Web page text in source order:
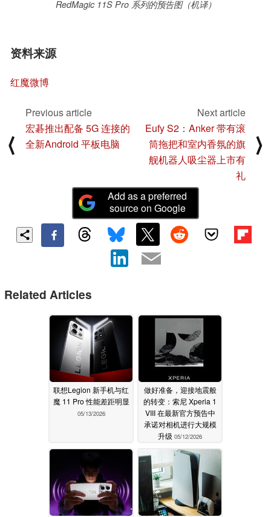
RedMagic 11S Pro 系列的预告图（机译）
资料来源
红魔微博
⟨
Previous article
宏碁推出配备 5G 连接的
全新Android 平板电脑
Next article
Eufy S2：Anker 带有滚
筒拖把和室内香氛的旗
舰机器人吸尘器上市有
礼
⟩
Add as a preferred
source on Google
Related Articles
联想Legion 新手机与红
魔 11 Pro 性能差距明显
05/13/2026
做好准备，迎接地震般
的转变：索尼 Xperia 1
VIII 在最新官方预告中
承诺对相机进行大规模
升级 05/12/2026